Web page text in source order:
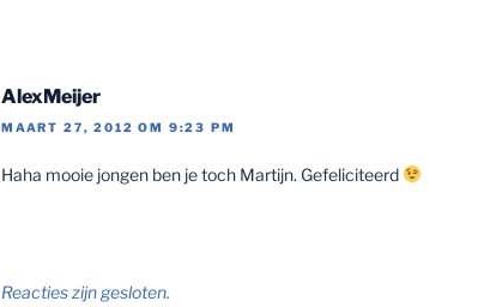
AlexMeijer
MAART 27, 2012 OM 9:23 PM
Haha mooie jongen ben je toch Martijn. Gefeliciteerd
Reacties zijn gesloten.